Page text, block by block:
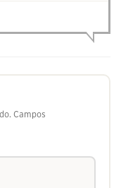
Campos